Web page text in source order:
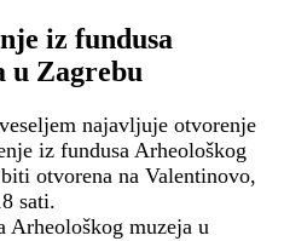
iz fundusa
u Zagrebu
najavljuje otvorenje
iz fundusa Arheološkog
otvorena na Valentinovo,
sati.
Arheološkog muzeja u